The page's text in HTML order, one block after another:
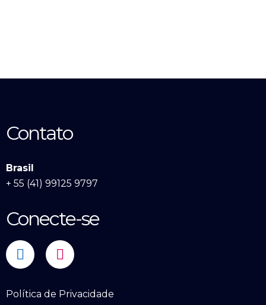
Contato
Brasil
+ 55 (41) 99125 9797
Conecte-se
Política de Privacidade